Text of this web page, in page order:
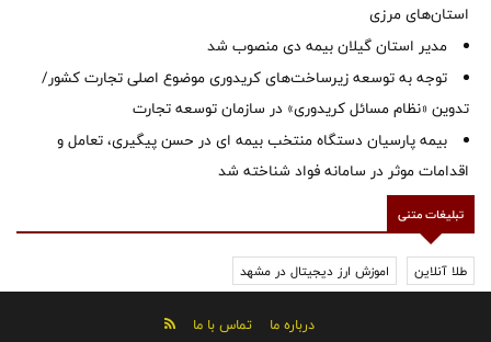
استان‌‌های مرزی
‌مدیر استان گیلان بیمه دی منصوب شد
توجه به توسعه زیرساخت‌های کریدوری موضوع اصلی تجارت کشور/
تدوین «نظام مسائل کریدوری» در سازمان توسعه تجارت
بیمه پارسیان دستگاه منتخب بیمه ای در حسن پیگیری، تعامل و
اقدامات موثر در سامانه فواد شناخته شد
تبلیغات متنی
طلا آنلاین اموزش ارز دیجیتال در مشهد
درباره ما تماس با ما